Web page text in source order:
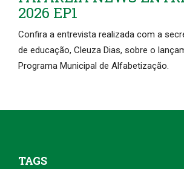
2026 EP1
Confira a entrevista realizada com a
de educação, Cleuza Dias, sobre o
Programa Municipal de Alfabetização.
TAGS